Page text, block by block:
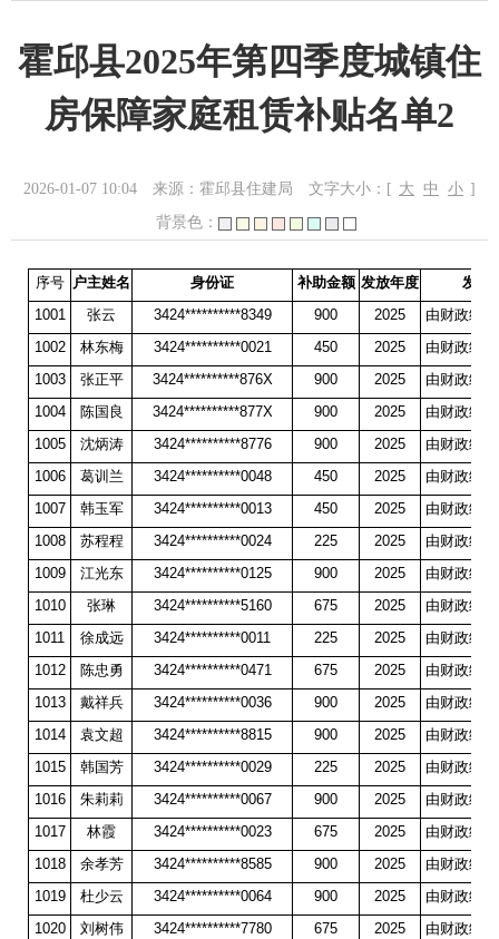
霍邱县2025年第四季度城镇住
房保障家庭租赁补贴名单2
2026-01-07 10:04 来源：霍邱县住建局 文字大小：[ 大 中 小 ]
背景色：
序号 户主姓名 身份证 补助金额 发放年度
发放
1001
张云 3424**********8349 900 2025
由财政统
1002
林东梅 3424**********0021 450 2025
由财政统
1003
张正平 3424**********876X 900 2025
由财政统
1004
陈国良 3424**********877X 900 2025
由财政统
1005
沈炳涛 3424**********8776 900 2025
由财政统
1006
葛训兰 3424**********0048 450 2025
由财政统
1007
韩玉军 3424**********0013 450 2025
由财政统
1008
苏程程 3424**********0024 225 2025
由财政统
1009
江光东 3424**********0125 900 2025
由财政统
1010
张琳 3424**********5160 675 2025
由财政统
1011
徐成远 3424**********0011 225 2025
由财政统
1012
陈忠勇 3424**********0471 675 2025
由财政统
1013
戴祥兵 3424**********0036 900 2025
由财政统
1014
袁文超 3424**********8815 900 2025
由财政统
1015
韩国芳 3424**********0029 225 2025
由财政统
1016
朱莉莉 3424**********0067 900 2025
由财政统
1017
林霞 3424**********0023 675 2025
由财政统
1018
余孝芳 3424**********8585 900 2025
由财政统
1019
杜少云 3424**********0064 900 2025
由财政统
1020
刘树伟 3424**********7780 675 2025
由财政统